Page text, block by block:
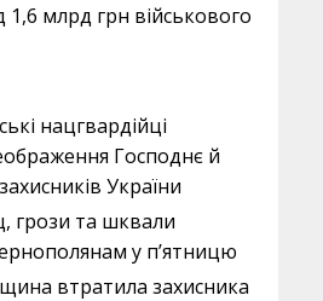
млрд грн військового
нацгвардійці
Господнє й
України
грози та шквали
у п’ятницю
втратила захисника